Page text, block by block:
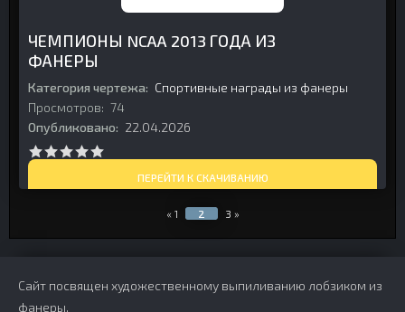
ЧЕМПИОНЫ NCAA 2013 ГОДА ИЗ
ФАНЕРЫ
Категория чертежа: Спортивные награды из фанеры
Просмотров: 74
Опубликовано: 22.04.2026
ПЕРЕЙТИ К СКАЧИВАНИЮ
« 1 2 3 »
Сайт посвящен художественному выпиливанию лобзиком из
фанеры.